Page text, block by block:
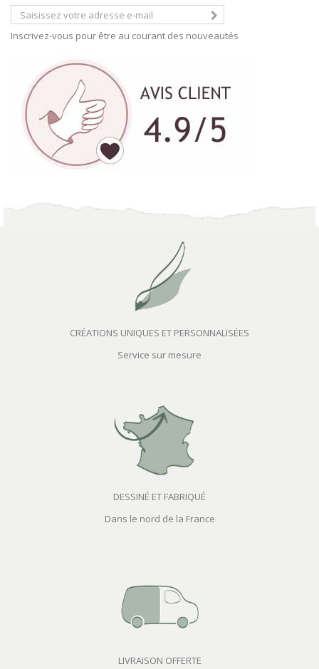
Inscrivez-vous pour être au courant des nouveautés
CRÉATIONS UNIQUES ET PERSONNALISÉES
Service sur mesure
DESSINÉ ET FABRIQUÉ
Dans le nord de la France
LIVRAISON OFFERTE